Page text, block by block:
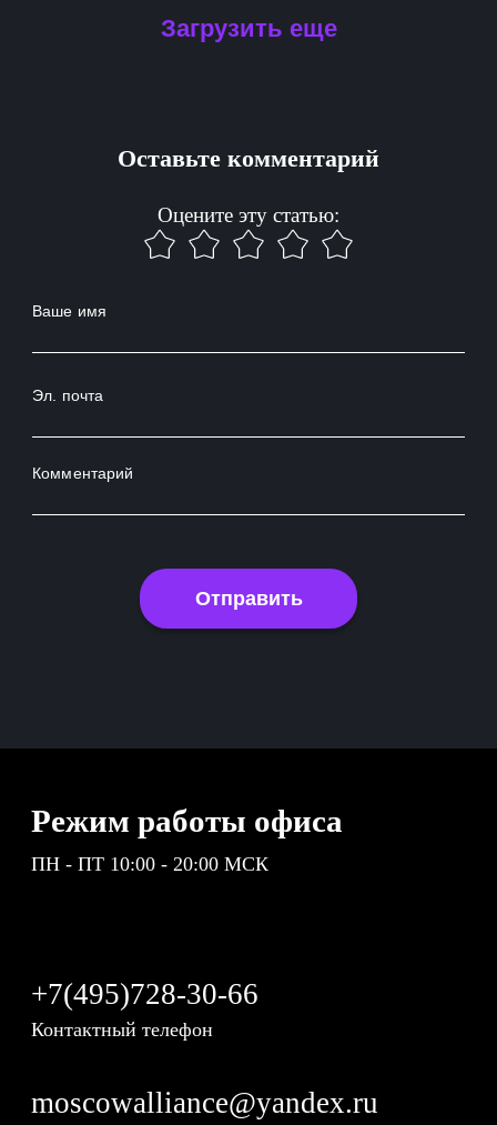
Загрузить еще
Оставьте комментарий
Оцените эту статью:
Ваше имя
Эл. почта
Комментарий
Отправить
Режим работы офиса
ПН - ПТ 10:00 - 20:00 МСК
+7(495)728-30-66
Контактный телефон
moscowalliance@yandex.ru